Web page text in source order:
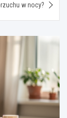
w nocy?